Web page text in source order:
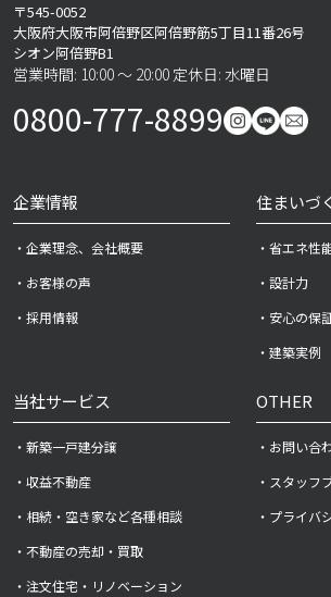
〒545-0052
大阪府大阪市阿倍野区阿倍野筋5丁目11番26号
シオン阿倍野B1
営業時間: 10:00 ～ 20:00 定休日: 水曜日
0800-777-8899
企業情報
・企業理念、会社概要
・お客様の声
・採用情報
住まいづ
・省エネ性
・設計力
・安心の保
・建築実例
当社サービス
・新築一戸建分譲
・収益不動産
・相続・空き家など各種相談
・不動産の売却・買取
・注文住宅・リノベーション
OTHER
・お問い合
・スタッフ
・プライバ